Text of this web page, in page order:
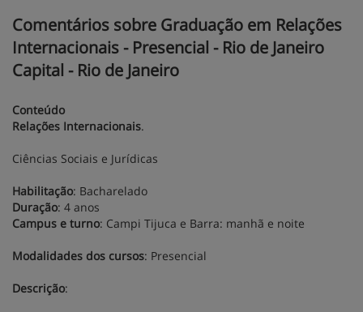
Comentários sobre Graduação em Relações
Internacionais - Presencial - Rio de Janeiro
Capital - Rio de Janeiro
Conteúdo
Relações Internacionais.
Ciências Sociais e Jurídicas
Habilitação: Bacharelado
Duração: 4 anos
Campus e turno: Campi Tijuca e Barra: manhã e noite
Modalidades dos cursos: Presencial
Descrição: